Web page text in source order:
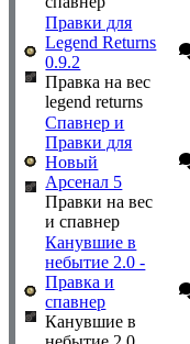
Правки для
Legend Returns
0.9.2
Правка на вес
legend returns
Спавнер и
Правки для
Новый
Арсенал 5
Правки на вес
и спавнер
Канувшие в
небытие 2.0 -
Правка и
спавнер
Канувшие в